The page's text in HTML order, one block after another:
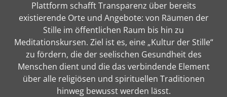
Plattform schafft Transparenz über bereits
existierende Orte und Angebote: von Räumen der
Stille im öffentlichen Raum bis hin zu
Meditationskursen. Ziel ist es, eine „Kultur der Stille“
zu fördern, die der seelischen Gesundheit des
Menschen dient und die das verbindende Element
über alle religiösen und spirituellen Traditionen
hinweg bewusst werden lässt.